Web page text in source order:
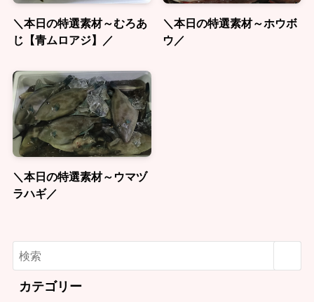
＼本日の特選素材～むろあ
じ【青ムロアジ】／
＼本日の特選素材～ホウボ
ウ／
＼本日の特選素材～ウマヅ
ラハギ／
カテゴリー